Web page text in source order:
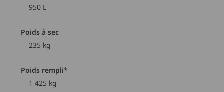
950 L
Poids à sec
235 kg
Poids rempli*
1 425 kg